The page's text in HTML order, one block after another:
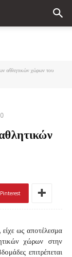
αθλητικών χώρων του
Pinterest
ως αποτέλεσμα
χώρων στην
επιτρέπεται